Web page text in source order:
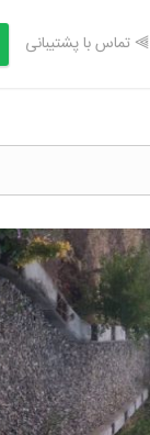
⫸ تماس با پشتیبانی